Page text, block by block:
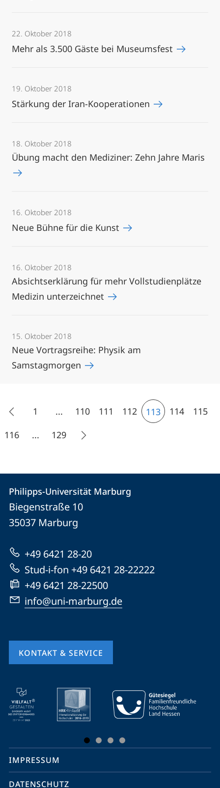
22. Oktober 2018
Mehr als 3.500 Gäste bei Museumsfest
19. Oktober 2018
Stärkung der Iran-Kooperationen
18. Oktober 2018
Übung macht den Mediziner: Zehn Jahre Maris
16. Oktober 2018
Neue Bühne für die Kunst
16. Oktober 2018
Absichtserklärung für mehr Vollstudienplätze
Medizin unterzeichnet
15. Oktober 2018
Neue Vortragsreihe: Physik am
Samstagmorgen
1 ... 110 111 112 113 114
115
116
... 129
Kontakt
und
Informationen
zur
Website
Kontaktinformationen
Philipps-
Universität
Marburg
Philipps-Universität Marburg
Biegenstraße 10
35037 Marburg
+49 6421 28-20
Stud-i-fon +49 6421 28-22222
+49 6421 28-22500
info@uni-marburg.de
KONTAKT & SERVICE
Mobile-
Service-
Navigation
Social
Media
IMPRESSUM
DATENSCHUTZ